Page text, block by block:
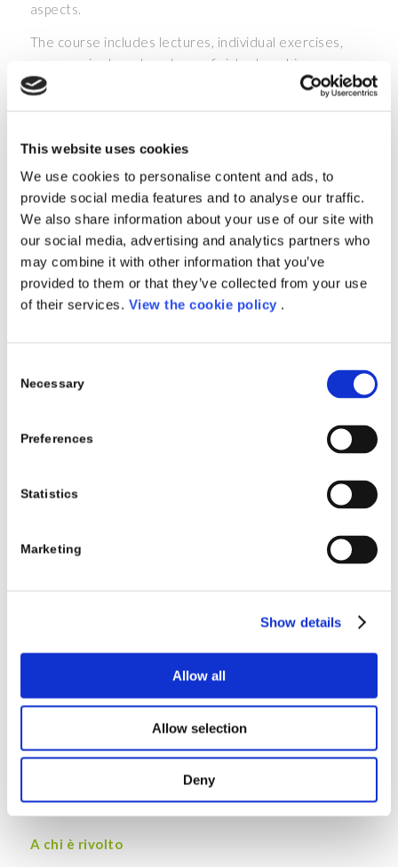
This website uses cookies
We use cookies to personalise content and ads, to
provide social media features and to analyse our traffic.
We also share information about your use of our site with
our social media, advertising and analytics partners who
may combine it with other information that you’ve
provided to them or that they’ve collected from your use
of their services. View the cookie policy .
Selection
Necessary
Preferences
Statistics
Marketing
Show details
Allow all
Allow selection
Deny
aspects.
The course includes lectures, individual exercises,
group project work and use of virtual machines.
Duration: 23rd September – 31st October 2019
time
Location:Experis Academy, Maranello (MO)
Register Now
Porini con Experis Academy:
presenta il corso di specializzazione in
II percorso formativo mira a fornire una preparazione
intensiva sulla gestione e analisi dati, curando sia gli
aspetti di data engineering (ingestion, moving, storage
e presentation) che di data analysis.
individuali e project work di gruppo, utilizzo di
Programmazione a oggetti, Azure Data Factory V2,
Databricks ecosystem con focus sui linguaggi
scala/Python, Sql azure database e T-Sql, Azure
Analysis Services e Dax Power BI.
A chi è rivolto